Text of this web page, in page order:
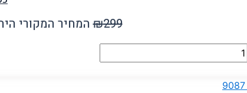
₪299 המחיר המקורי היה: